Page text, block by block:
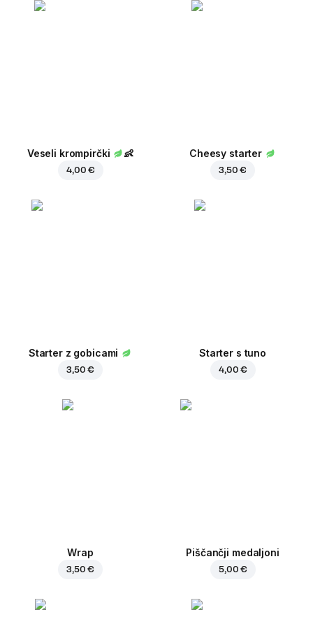
Veseli krompirčki 👶
4,00 €
Cheesy starter
3,50 €
Starter z gobicami
3,50 €
Starter s tuno
4,00 €
Wrap
3,50 €
Piščančji medaljoni
5,00 €